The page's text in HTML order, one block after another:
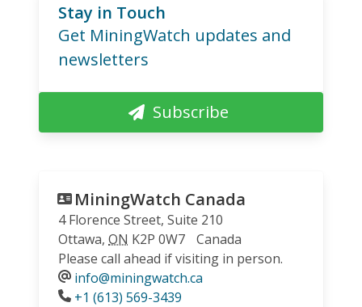
Stay in Touch
Get MiningWatch updates and
newsletters
Subscribe
MiningWatch Canada
4 Florence Street, Suite 210
Ottawa, ON K2P 0W7
Canada
Please call ahead if visiting in person.
info@miningwatch.ca
Phone
+1 (613) 569-3439